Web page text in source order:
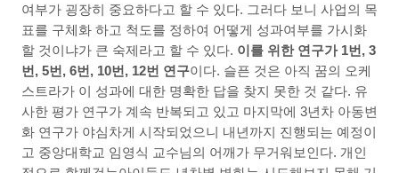
여부가 굉장히 중요하다고 할 수 있다. 그러다 보니 사업의 목
표를 구체화 하고 척도를 정하여 어떻게 성과여부를 가시화
할 것이냐가 큰 숙제라고 할 수 있다. 이를 위한 연구가 1번, 3
번, 5번, 6번, 10번, 12번 연구이다. 슬픈 것은 아직 꿈의 오케
스트라가 이 성과에 대한 명확한 답을 찾지 못한 것 같다. 유
사한 평가 연구가 계속 반복되고 있고 마지막에 3년차 아동변
화 연구가 야심차게 시작되었으니 내년까지 진행되는 예정이
고 중앙대학교 임영식 교수님의 어깨가 무거워보인다. 개인